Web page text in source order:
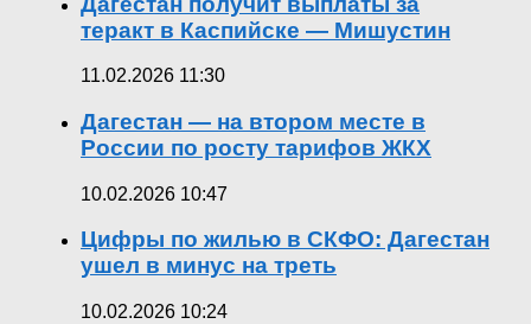
теракт в Каспийске — Мишустин
11.02.2026 11:30
Дагестан — на втором месте в
России по росту тарифов ЖКХ
10.02.2026 10:47
Цифры по жилью в СКФО: Дагестан
ушел в минус на треть
10.02.2026 10:24